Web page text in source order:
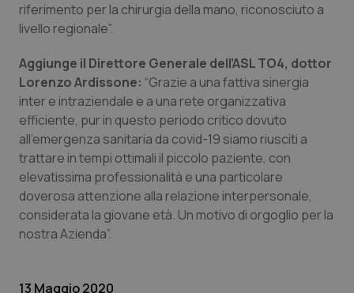
Oncologia & Nutrizione
Psoriasi & pelle
Quotidiano Cardiologia
Quotidiano Chirurgia
Quotidiano Oncologia
Quotidiano Pediatria
riferimento per la chirurgia della mano, riconosciuto a
livello regionale”.
Aggiunge il Direttore Generale dell’ASL TO4, dottor
Lorenzo Ardissone: “Grazie a una fattiva sinergia
inter e intraziendale e a una rete organizzativa
efficiente, pur in questo periodo critico dovuto
all’emergenza sanitaria da covid-19 siamo riusciti a
trattare in tempi ottimali il piccolo paziente, con
elevatissima professionalità e una particolare
doverosa attenzione alla relazione interpersonale,
considerata la giovane età. Un motivo di orgoglio per la
nostra Azienda”.
13 Maggio 2020